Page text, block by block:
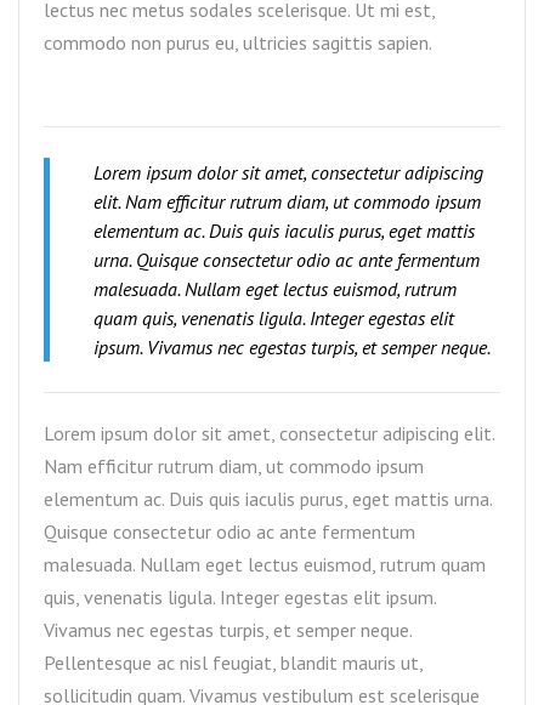
lectus nec metus sodales scelerisque. Ut mi est,
commodo non purus eu, ultricies sagittis sapien.
Lorem ipsum dolor sit amet, consectetur adipiscing
elit. Nam efficitur rutrum diam, ut commodo ipsum
elementum ac. Duis quis iaculis purus, eget mattis
urna. Quisque consectetur odio ac ante fermentum
malesuada. Nullam eget lectus euismod, rutrum
quam quis, venenatis ligula. Integer egestas elit
ipsum. Vivamus nec egestas turpis, et semper neque.
Lorem ipsum dolor sit amet, consectetur adipiscing elit.
Nam efficitur rutrum diam, ut commodo ipsum
elementum ac. Duis quis iaculis purus, eget mattis urna.
Quisque consectetur odio ac ante fermentum
malesuada. Nullam eget lectus euismod, rutrum quam
quis, venenatis ligula. Integer egestas elit ipsum.
Vivamus nec egestas turpis, et semper neque.
Pellentesque ac nisl feugiat, blandit mauris ut,
sollicitudin quam. Vivamus vestibulum est scelerisque